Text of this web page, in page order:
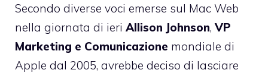
Secondo diverse voci emerse sul Mac Web
nella giornata di ieri Allison Johnson,VP
Marketing e Comunicazione mondiale di
Apple dal 2005, avrebbe deciso di lasciare